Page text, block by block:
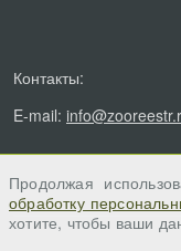
Контакты:
E-mail:
Продолжая
обработку
хотите, чтобы ваши